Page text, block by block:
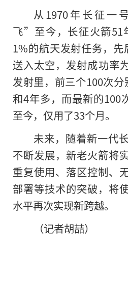
从1970年长征一
飞”至今，长征火箭51
1%的航天发射任务，
送入太空，发射成功率
发射里，前三个100次
和4年多，而最新的100
至今，仅用了33个月。
未来，随着新一代
不断发展，新老火箭将
重复使用、落区控制、
部署等技术的突破，将
水平再次实现新跨越。
（记者胡喆）